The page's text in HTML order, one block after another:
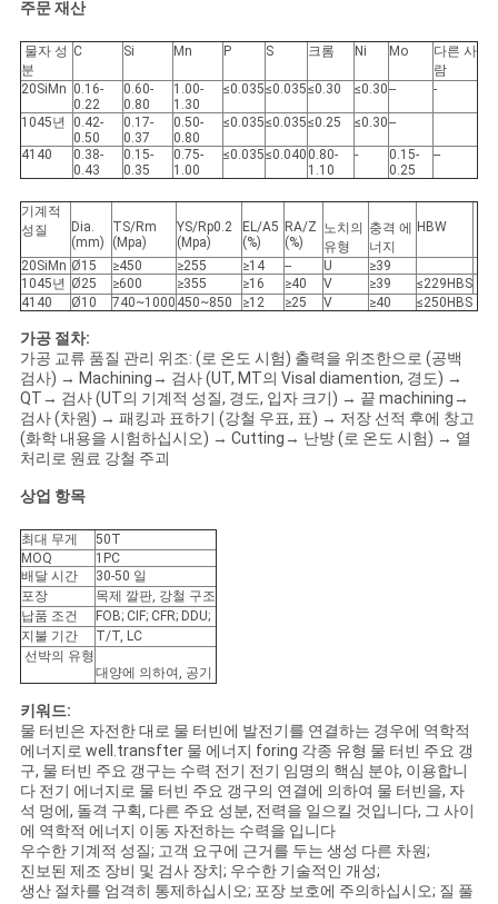
주문 재산
물자 성
분
C Si Mn P S 크롬 Ni Mo
다른 사
람
20SiMn 0.16-
0.22
0.60-
0.80
1.00-
1.30
≤0.035≤0.035≤0.30 ≤0.30-- -
1045년
0.42-
0.50
0.17-
0.37
0.50-
0.80
≤0.035≤0.035≤0.25 ≤0.30--
4140
0.38-
0.43
0.15-
0.35
0.75-
1.00
≤0.035≤0.040 0.80-
1.10
-
0.15-
0.25
--
기계적
성질
Dia.
(mm)
TS/Rm
(Mpa)
YS/Rp0.2
(Mpa)
EL/A5
(%)
RA/Z
(%)
노치의
유형
충격 에
너지
HBW
20SiMn Ø15 ≥450 ≥255 ≥14 -- U
≥39
1045년 Ø25 ≥600 ≥355 ≥16 ≥40 V ≥39
≤229HBS
4140
Ø10 740~1000 450~850 ≥12 ≥25 V ≥40 ≤250HBS
가공 절차:
가공 교류 품질 관리 위조: (로 온도 시험) 출력을 위조한으로 (공백
검사) → Machining→ 검사 (UT, MT의 Visal diamention, 경도) →
QT→ 검사 (UT의 기계적 성질, 경도, 입자 크기) → 끝 machining→
검사 (차원) → 패킹과 표하기 (강철 우표, 표) → 저장 선적 후에 창고
(화학 내용을 시험하십시오) → Cutting→ 난방 (로 온도 시험) → 열
처리로 원료 강철 주괴
상업 항목
최대 무게
50T
MOQ
1PC
배달 시간
30-50 일
포장
목제 깔판, 강철 구조
납품 조건
FOB; CIF; CFR; DDU;
지불 기간
T/T, LC
선박의 유형
대양에 의하여, 공기
키워드:
물 터빈은 자전한 대로 물 터빈에 발전기를 연결하는 경우에 역학적
에너지로 well.transfter 물 에너지 foring 각종 유형 물 터빈 주요 갱
구, 물 터빈 주요 갱구는 수력 전기 전기 임명의 핵심 분야, 이용합니
다 전기 에너지로 물 터빈 주요 갱구의 연결에 의하여 물 터빈을, 자
석 멍에, 돌격 구획, 다른 주요 성분, 전력을 일으킬 것입니다, 그 사이
에 역학적 에너지 이동 자전하는 수력을 입니다
우수한 기계적 성질; 고객 요구에 근거를 두는 생성 다른 차원;
진보된 제조 장비 및 검사 장치; 우수한 기술적인 개성;
생산 절차를 엄격히 통제하십시오; 포장 보호에 주의하십시오; 질 풀